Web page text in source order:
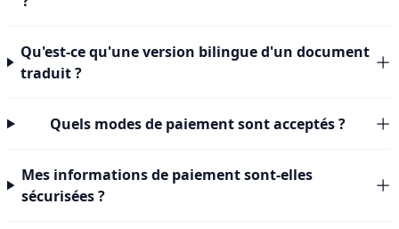
Qu'est-ce qu'une version bilingue d'un document
traduit ?
Quels modes de paiement sont acceptés ?
Mes informations de paiement sont-elles
sécurisées ?